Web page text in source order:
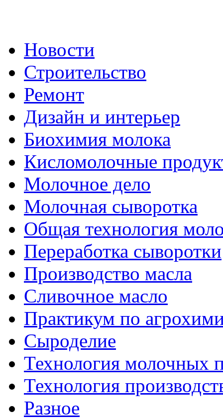
Новости
Строительство
Ремонт
Дизайн и интерьер
Биохимия молока
Кисломолочные
Молочное дело
Молочная сыворотка
Общая технология
Переработка сыворотки
Производство масла
Сливочное масло
Практикум по
Сыроделие
Технология молочных
Технология
Разное